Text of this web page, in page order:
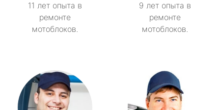
11 лет опыта в
ремонте
мотоблоков.
9 лет опыта в
ремонте
мотоблоков.